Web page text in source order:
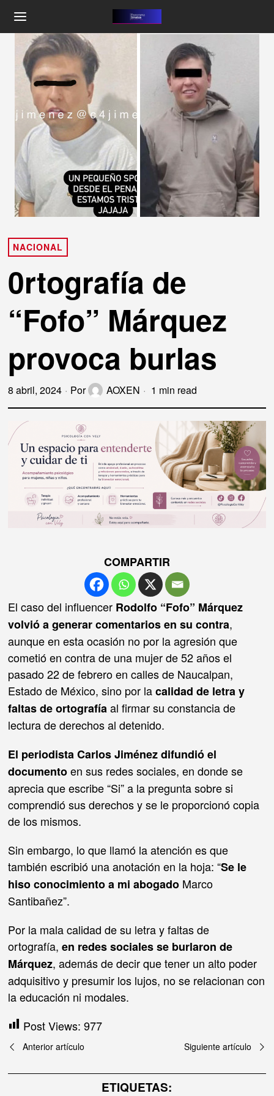
NACIONAL
0rtografía de
“Fofo” Márquez
provoca burlas
8 abril, 2024 Por AOXEN 1 min read
COMPARTIR
El caso del influencer Rodolfo “Fofo” Márquez
volvió a generar comentarios en su contra,
aunque en esta ocasión no por la agresión que
cometió en contra de una mujer de 52 años el
pasado 22 de febrero en calles de Naucalpan,
Estado de México, sino por lacalidad de letra y
faltas de ortografíaal firmar su constancia de
lectura de derechos al detenido.
El periodista Carlos Jiménez difundió el
documentoen sus redes sociales, en donde se
aprecia que escribe “Si” a la pregunta sobre si
comprendió sus derechos y se le proporcionó copia
de los mismos.
Sin embargo, lo que llamó la atención es que
también escribió una anotación en la hoja: “Se le
hiso conocimiento a mi abogado Marco
Santibañez”.
Por la mala calidad de su letra y faltas de
ortografía,en redes sociales se burlaron de
Márquez, además de decir que tener un alto poder
adquisitivo y presumir los lujos, no se relacionan con
la educación ni modales.
Post Views: 977
Navegación
de
Anterior artículo Siguiente artículo
ETIQUETAS: